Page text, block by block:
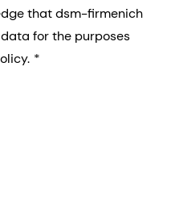
that dsm-firmenich
for the purposes